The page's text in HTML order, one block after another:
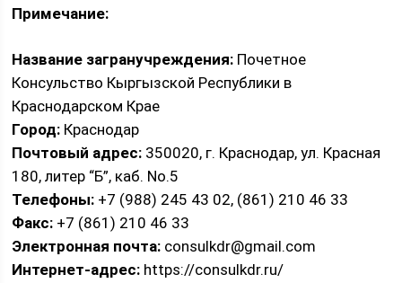
Примечание:
Название загранучреждения: Почетное
Консульство Кыргызской Республики в
Краснодарском Крае
Город: Краснодар
Почтовый адрес: 350020, г. Краснодар, ул. Красная
180, литер “Б”, каб. No.5
Телефоны: +7 (988) 245 43 02, (861) 210 46 33
Факс: +7 (861) 210 46 33
Электронная почта: consulkdr@gmail.com
Интернет-адрес: https://consulkdr.ru/